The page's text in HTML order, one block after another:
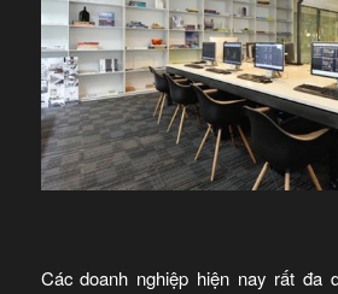
Các doanh nghiệp hiện nay rất đa